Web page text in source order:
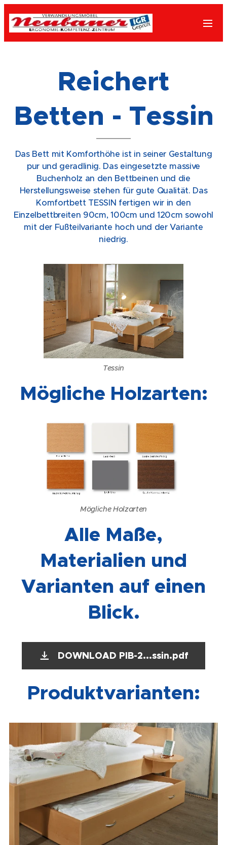
Reichert
Betten - Tessin
Das Bett mit Komforthöhe ist in seiner Gestaltung
pur und geradlinig. Das eingesetzte massive
Buchenholz an den Bettbeinen und die
Herstellungsweise stehen für gute Qualität. Das
Komfortbett TESSIN fertigen wir in den
Einzelbettbreiten 90cm, 100cm und 120cm sowohl
mit der Fußteilvariante hoch und der Variante
niedrig.
Tessin
Mögliche Holzarten:
Mögliche Holzarten
Alle Maße,
Materialien und
Varianten auf einen
Blick.
DOWNLOAD PIB-2...ssin.pdf
Produktvarianten: